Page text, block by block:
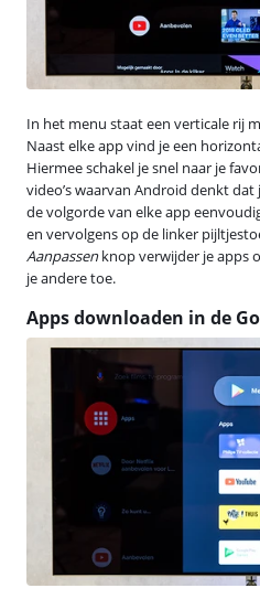
In het menu staat een verticale rij
Naast elke app vind je een
Hiermee schakel je snel naar je
video’s waarvan Android denkt dat
de volgorde van elke app
en vervolgens op de linker
Aanpassenknop verwijder je apps
je andere toe.
Apps downloaden in de